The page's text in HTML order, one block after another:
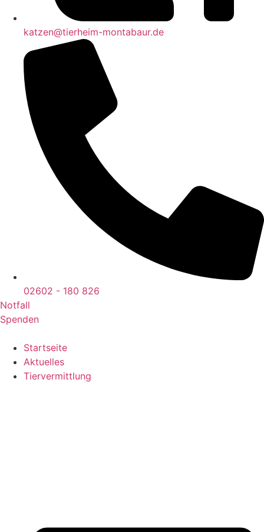
katzen@tierheim-montabaur.de
02602 - 180 826
Notfall
Spenden
Startseite
Aktuelles
Tiervermittlung